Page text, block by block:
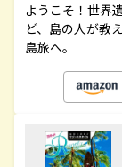
ようこそ！世界
ど、島の人が教
島旅へ。